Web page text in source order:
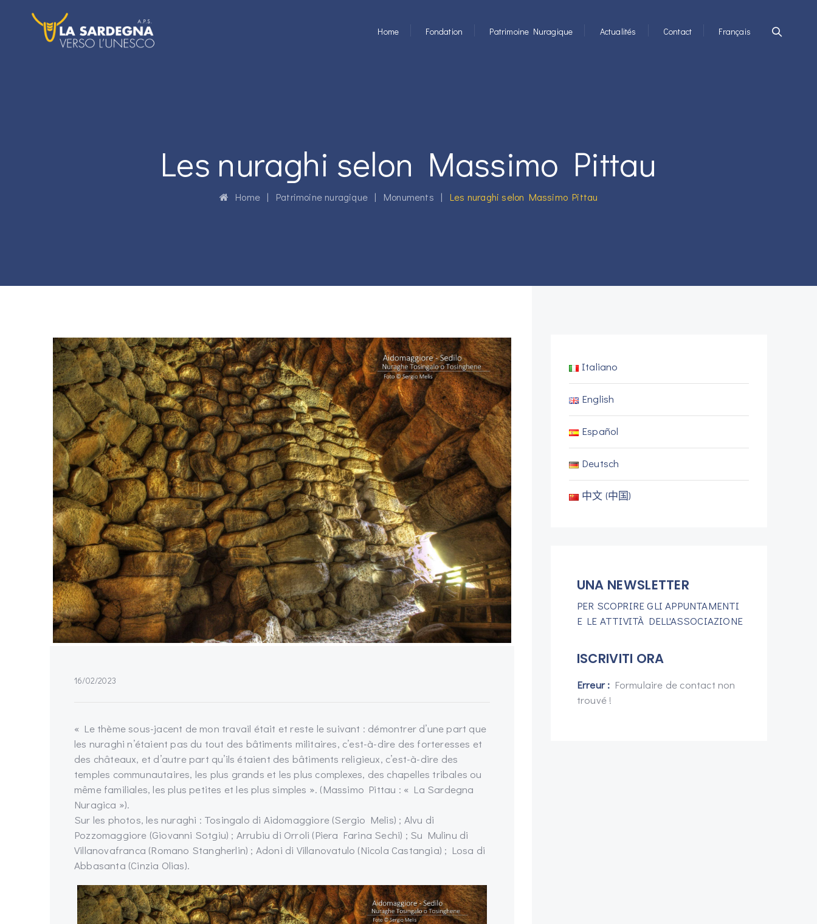
Home Fondation Patrimoine Nuragique Actualités Contact Français
Les nuraghi selon Massimo Pittau
Home | Patrimoine nuragique | Monuments | Les nuraghi selon Massimo Pittau
16/02/2023
« Le thème sous-jacent de mon travail était et reste le suivant : démontrer d’une part que
les nuraghi n’étaient pas du tout des bâtiments militaires, c’est-à-dire des forteresses et
des châteaux, et d’autre part qu’ils étaient des bâtiments religieux, c’est-à-dire des
temples communautaires, les plus grands et les plus complexes, des chapelles tribales ou
même familiales, les plus petites et les plus simples ». (Massimo Pittau : « La Sardegna
Nuragica »).
Sur les photos, les nuraghi : Tosingalo di Aidomaggiore (Sergio Melis) ; Alvu di
Pozzomaggiore (Giovanni Sotgiu) ; Arrubiu di Orroli (Piera Farina Sechi) ; Su Mulinu di
Villanovafranca (Romano Stangherlin) ; Adoni di Villanovatulo (Nicola Castangia) ; Losa di
Abbasanta (Cinzia Olias).
Italiano
English
Español
Deutsch
中文 (中国)
UNA NEWSLETTER
PER SCOPRIRE GLI APPUNTAMENTI
E LE ATTIVITÀ DELL'ASSOCIAZIONE
ISCRIVITI ORA
Erreur : Formulaire de contact non
trouvé !